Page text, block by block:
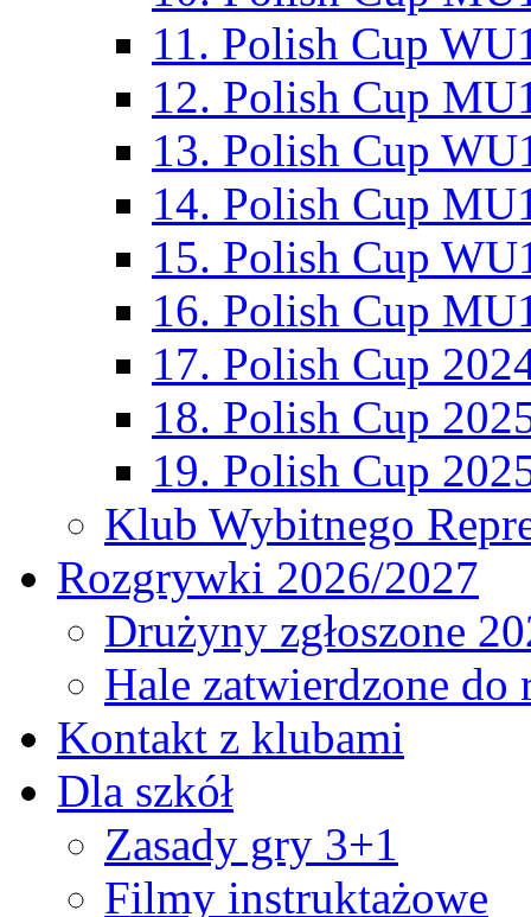
11. Polish Cup
12. Polish Cup
13. Polish Cup
14. Polish Cup
15. Polish Cup
16. Polish Cup
17. Polish Cup
18. Polish Cup
19. Polish Cup
Klub Wybitnego
Rozgrywki 2026/2027
Drużyny zgłoszone
Hale zatwierdzone
Kontakt z klubami
Dla szkół
Zasady gry 3+1
Filmy instruktażowe